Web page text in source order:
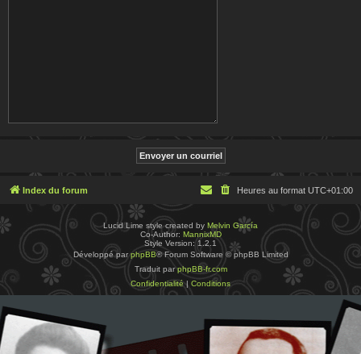
Index du forum Heures au format UTC+01:00
Lucid Lime style created by Melvin García
Co-Author: MannixMD
Style Version: 1.2.1
Développé parphpBB® Forum Software © phpBB Limited
Traduit parphpBB-fr.com
Confidentialité| Conditions